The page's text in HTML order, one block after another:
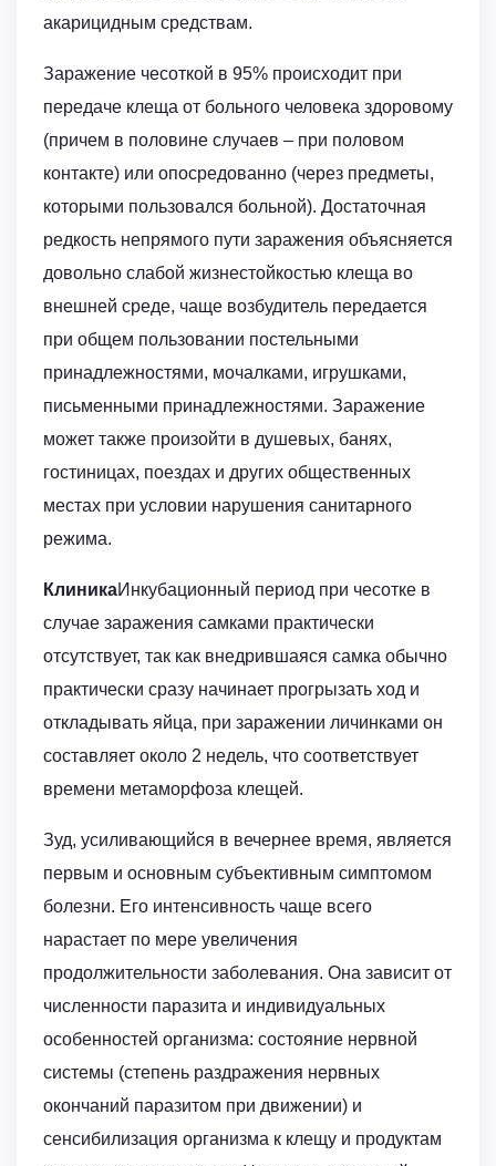
акарицидным средствам.
Заражение чесоткой в 95% происходит при
передаче клеща от больного человека здоровому
(причем в половине случаев – при половом
контакте) или опосредованно (через предметы,
которыми пользовался больной). Достаточная
редкость непрямого пути заражения объясняется
довольно слабой жизнестойкостью клеща во
внешней среде, чаще возбудитель передается
при общем пользовании постельными
принадлежностями, мочалками, игрушками,
письменными принадлежностями. Заражение
может также произойти в душевых, банях,
гостиницах, поездах и других общественных
местах при условии нарушения санитарного
режима.
КлиникаИнкубационный период при чесотке в
случае заражения самками практически
отсутствует, так как внедрившаяся самка обычно
практически сразу начинает прогрызать ход и
откладывать яйца, при заражении личинками он
составляет около 2 недель, что соответствует
времени метаморфоза клещей.
Зуд, усиливающийся в вечернее время, является
первым и основным субъективным симптомом
болезни. Его интенсивность чаще всего
нарастает по мере увеличения
продолжительности заболевания. Она зависит от
численности паразита и индивидуальных
особенностей организма: состояние нервной
системы (степень раздражения нервных
окончаний паразитом при движении) и
сенсибилизация организма к клещу и продуктам